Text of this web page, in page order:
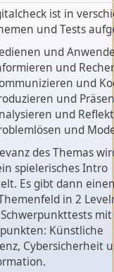
ist in
und Tests
und
und
und
und
und
und
des Themas
spielerisches Intro
Es gibt dann
in 2
Künstliche
Cybersicherheit